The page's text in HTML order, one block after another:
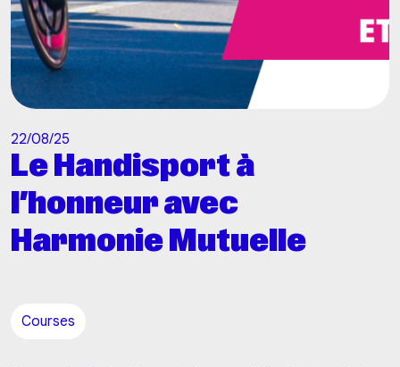
22/08/25
Le Handisport à
l’honneur avec
Harmonie Mutuelle
Courses